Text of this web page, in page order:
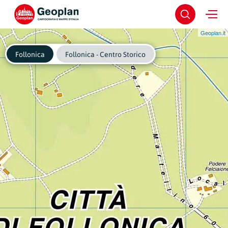
Geoplan.it
Follonica Follonica - Centro Storico